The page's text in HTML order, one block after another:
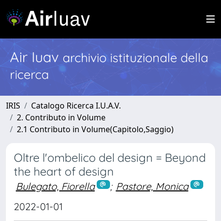
Air Iuav archivio istituzionale della
ricerca
IRIS
Catalogo Ricerca I.U.A.V.
2. Contributo in Volume
2.1 Contributo in Volume(Capitolo,Saggio)
Oltre l'ombelico del design = Beyond
the heart of design
Bulegato, Fiorella ; Pastore, Monica
2022-01-01